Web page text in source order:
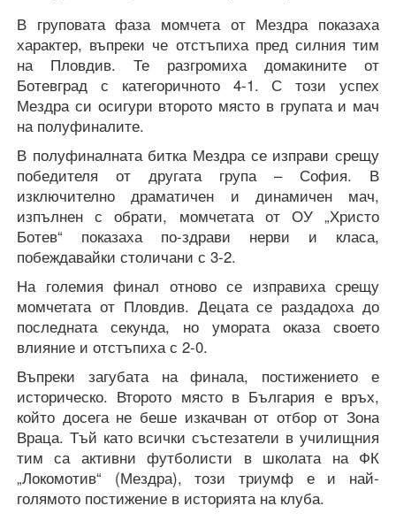
В груповата фаза момчета от Мездра показаха
характер, въпреки че отстъпиха пред силния тим
на Пловдив. Те разгромиха домакините от
Ботевград с категоричното 4-1. С този успех
Мездра си осигури второто място в групата и мач
на полуфиналите.
В полуфиналната битка Мездра се изправи срещу
победителя от другата група – София. В
изключително драматичен и динамичен мач,
изпълнен с обрати, момчетата от ОУ „Христо
Ботев“ показаха по-здрави нерви и класа,
побеждавайки столичани с 3-2.
На големия финал отново се изправиха срещу
момчетата от Пловдив. Децата се раздадоха до
последната секунда, но умората оказа своето
влияние и отстъпиха с 2-0.
Въпреки загубата на финала, постижението е
историческо. Второто място в България е връх,
който досега не беше изкачван от отбор от Зона
Враца. Тъй като всички състезатели в училищния
тим са активни футболисти в школата на ФК
„Локомотив“ (Мездра), този триумф е и най-
голямото постижение в историята на клуба.